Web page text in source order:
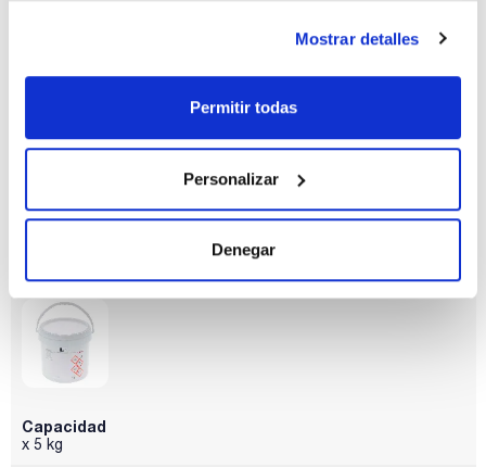
Mostrar detalles
Permitir todas
Personalizar
Denegar
Envase
x 1 kg :: Plastic
Capacidad
x 5 kg